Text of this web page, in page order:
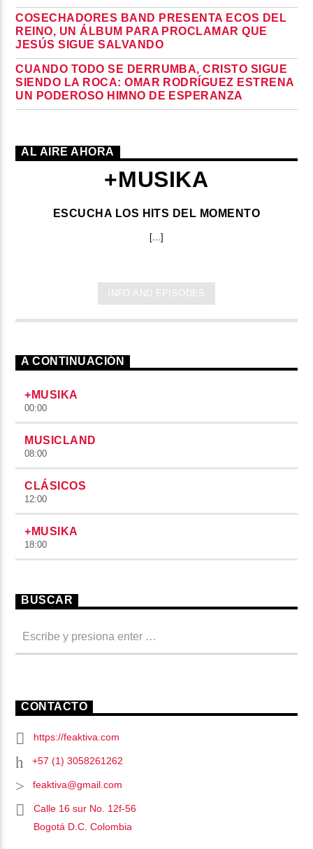
COSECHADORES BAND PRESENTA ECOS DEL
REINO, UN ÁLBUM PARA PROCLAMAR QUE
JESÚS SIGUE SALVANDO
CUANDO TODO SE DERRUMBA, CRISTO SIGUE
SIENDO LA ROCA: OMAR RODRÍGUEZ ESTRENA
UN PODEROSO HIMNO DE ESPERANZA
AL AIRE AHORA
+MUSIKA
ESCUCHA LOS HITS DEL MOMENTO
[...]
INFO AND EPISODES
A CONTINUACIÓN
+MUSIKA
00:00
MUSICLAND
08:00
CLÁSICOS
12:00
+MUSIKA
18:00
BUSCAR
CONTACTO
https://feaktiva.com
+57 (1) 3058261262
feaktiva@gmail.com
Calle 16 sur No. 12f-56
Bogotá D.C. Colombia